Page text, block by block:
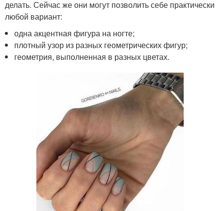
делать. Сейчас же они могут позволить себе практически
любой вариант:
одна акцентная фигура на ногте;
плотный узор из разных геометрических фигур;
геометрия, выполненная в разных цветах.